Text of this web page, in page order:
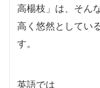
高楊枝」は、そん
高く悠然としてい
す。
英語では